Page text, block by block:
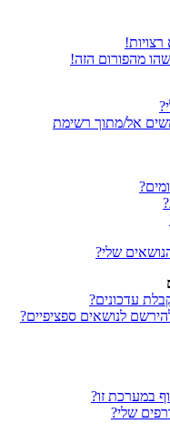
מהפורום הזה!
אל/מתוך רשימת
שלי?
עדכונים?
לנושאים ספציפיים?
במערכת זו?
שלי?